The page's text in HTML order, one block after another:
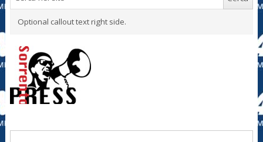
Optional callout text right side.